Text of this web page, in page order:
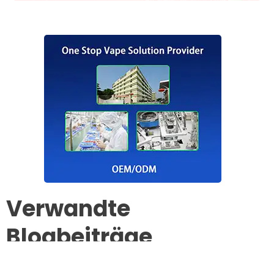
Verwandte
Blogbeiträge